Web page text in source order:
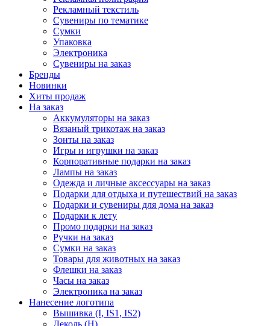
Рекламный текстиль
Сувениры по тематике
Сумки
Упаковка
Электроника
Сувениры на заказ
Бренды
Новинки
Хиты продаж
На заказ
Аккумуляторы на заказ
Вязаный трикотаж на заказ
Зонты на заказ
Игры и игрушки на заказ
Корпоративные подарки на заказ
Лампы на заказ
Одежда и личные аксессуары на заказ
Подарки для отдыха и путешествий на заказ
Подарки и сувениры для дома на заказ
Подарки к лету
Промо подарки на заказ
Ручки на заказ
Сумки на заказ
Товары для животных на заказ
Флешки на заказ
Часы на заказ
Электроника на заказ
Нанесение логотипа
Вышивка (I, IS1, IS2)
Деколь (H)